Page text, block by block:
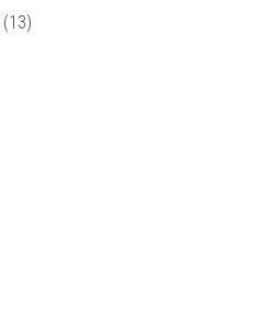
(13)